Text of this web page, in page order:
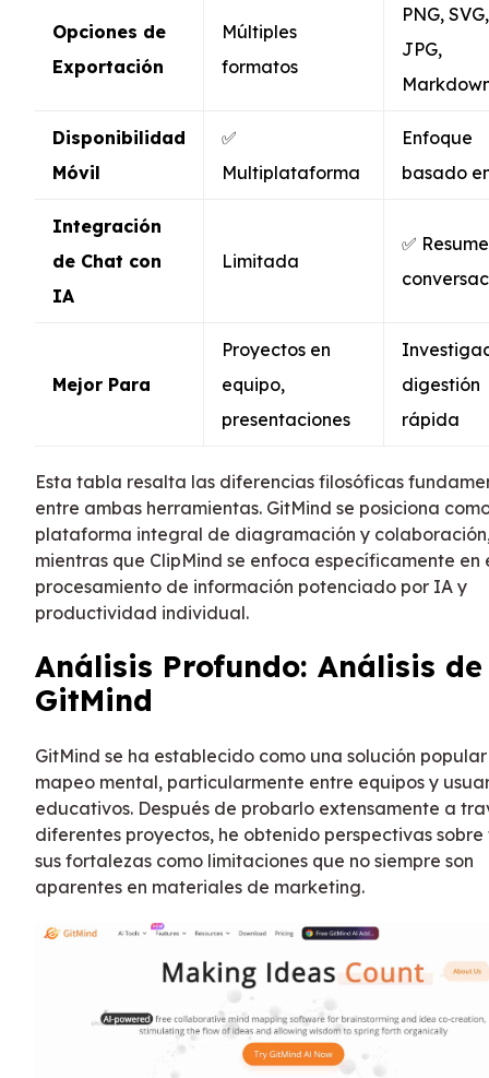
Opciones de
Exportación
Múltiples
formatos
PNG, SVG,
JPG,
Disponibilidad
Móvil
✅
Multiplataforma
Enfoque
basado
Integración
de Chat con
IA
Limitada
✅
Mejor Para
Proyectos en
equipo,
presentaciones
digestión
rápida
Esta tabla resalta las diferencias filosóficas
entre ambas herramientas. GitMind se posiciona
plataforma integral de diagramación y
mientras que ClipMind se enfoca específicamente en
procesamiento de información potenciado por IA y
productividad individual.
Análisis Profundo: Análisis de
GitMind
GitMind se ha establecido como una solución
mapeo mental, particularmente entre equipos y
educativos. Después de probarlo extensamente a
diferentes proyectos, he obtenido perspectivas
sus fortalezas como limitaciones que no siempre son
aparentes en materiales de marketing.